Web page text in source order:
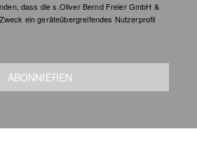
dass die s.Oliver Bernd Freier GmbH &
ein geräteübergreifendes Nutzerprofil
ABONNIEREN